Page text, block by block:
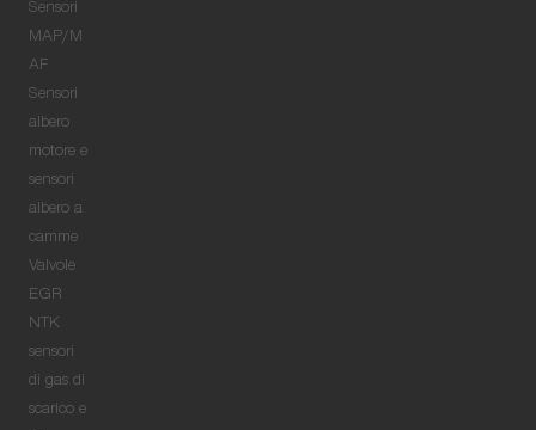
Sensori
MAP/M
AF
Sensori
albero
motore e
sensori
albero a
camme
Valvole
EGR
NTK
sensori
di gas di
scarico e